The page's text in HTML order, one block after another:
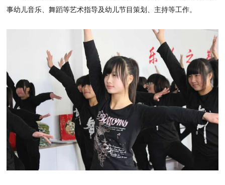
事幼儿音乐、舞蹈等艺术指导及幼儿节目策划、主持等工作。